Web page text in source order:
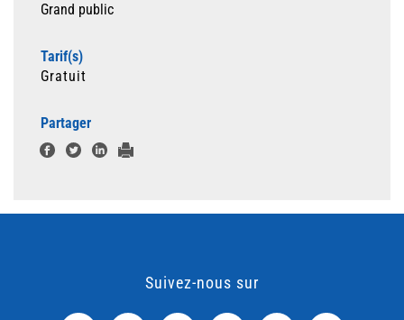
Grand public
Tarif(s)
Gratuit
Partager
Suivez-nous sur